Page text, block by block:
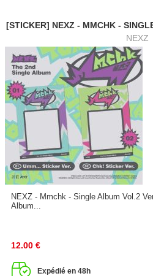
[STICKER] NEXZ - MMCHK -
NEXZ
NEXZ - Mmchk - Single Album Vol.2
Album...
12.00 €
Expédié en 48h